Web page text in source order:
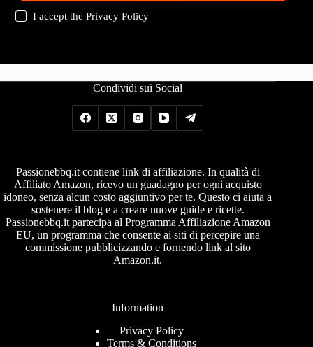
I accept thePrivacy Policy
Condividi sui Social
Passionebbq.it contiene link di affiliazione. In qualità di
Affiliato Amazon, ricevo un guadagno per ogni acquisto
idoneo, senza alcun costo aggiuntivo per te. Questo ci aiuta a
sostenere il blog e a creare nuove guide e ricette.
Passionebbq.it partecipa al Programma Affiliazione Amazon
EU, un programma che consente ai siti di percepire una
commissione pubblicizzando e fornendo link al sito
Amazon.it.
Information
Privacy Policy
Terms & Conditions